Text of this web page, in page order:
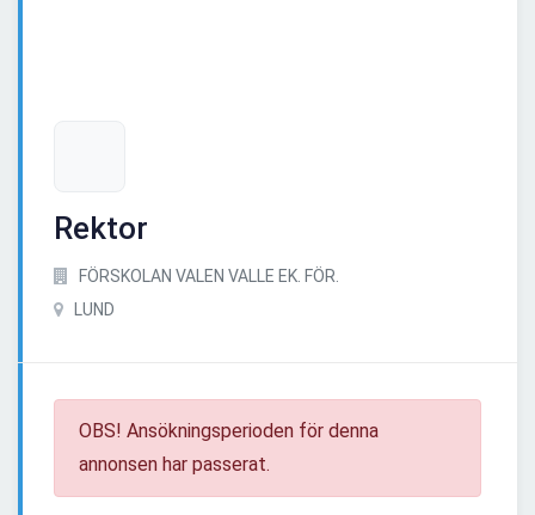
Rektor
FÖRSKOLAN VALEN VALLE EK. FÖR.
LUND
OBS! Ansökningsperioden för denna
annonsen har passerat.